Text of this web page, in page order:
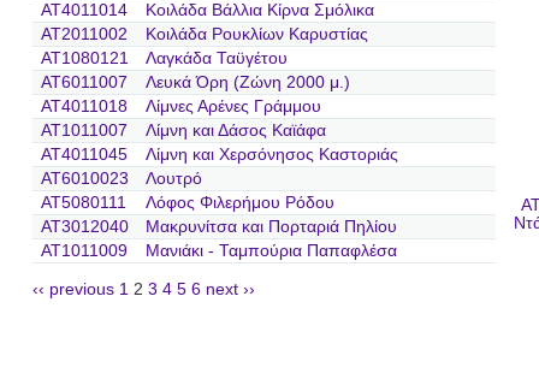
AT4011014
Κοιλάδα Βάλλια Κίρνα Σμόλικα
AT2011002
Κοιλάδα Ρουκλίων Καρυστίας
AT1080121
Λαγκάδα Ταϋγέτου
AT6011007
Λευκά Όρη (Ζώνη 2000 μ.)
AT4011018
Λίμνες Αρένες Γράμμου
AT1011007
Λίμνη και Δάσος Καϊάφα
AT4011045
Λίμνη και Χερσόνησος Καστοριάς
AT6010023
Λουτρό
AT5080111
Λόφος Φιλερήμου Ρόδου
AT3012040
Μακρυνίτσα και Πορταριά Πηλίου
AT1011009
Μανιάκι - Ταμπούρια Παπαφλέσα
‹‹ previous 1 2 3 4 5 6 next ››